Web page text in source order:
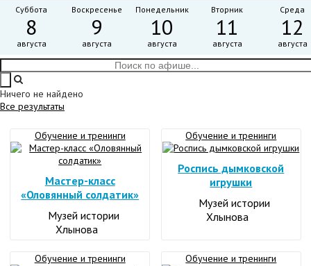
Суббота
8
августа
Воскресенье
9
августа
Понедельник
10
августа
Вторник
11
августа
Среда
12
августа
Ничего не найдено
Все результаты
Обучение и тренинги
Мастер-класс
«Оловянный солдатик»
Музей истории
Хлынова
Обучение и тренинги
Роспись дымковской
игрушки
Музей истории
Хлынова
Обучение и тренинги Обучение и тренинги